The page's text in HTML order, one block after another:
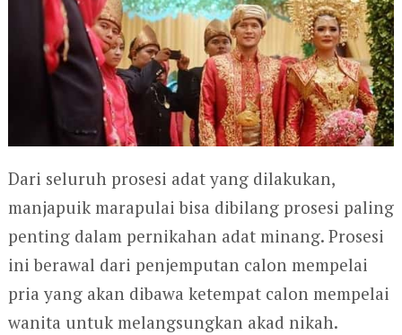
Dari seluruh prosesi adat yang dilakukan,
manjapuik marapulai bisa dibilang prosesi paling
penting dalam pernikahan adat minang. Prosesi
ini berawal dari penjemputan calon mempelai
pria yang akan dibawa ketempat calon mempelai
wanita untuk melangsungkan akad nikah.